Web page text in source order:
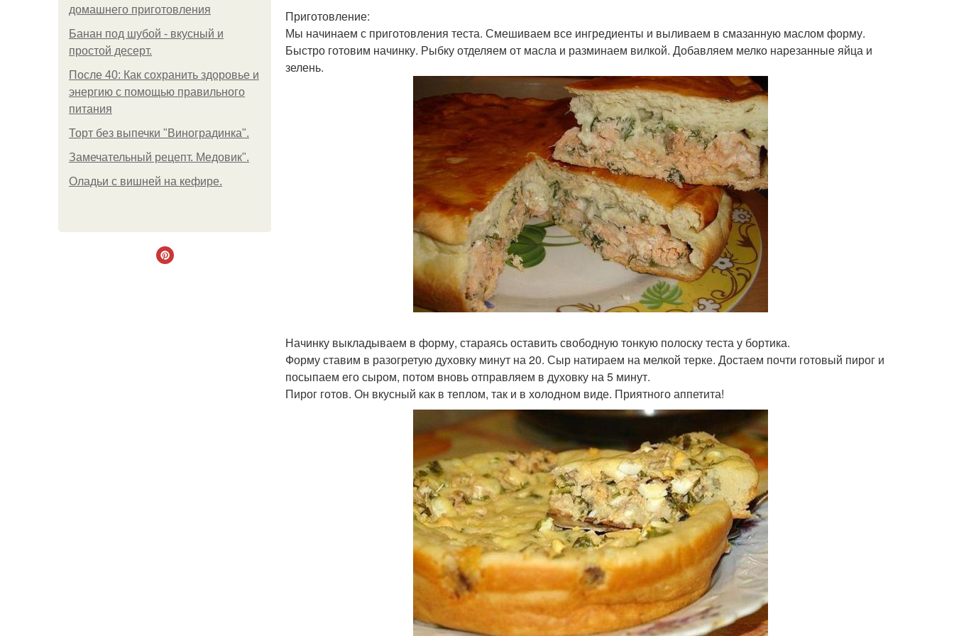
домашнего приготовления
Банан под шубой - вкусный и
простой десерт.
После 40: Как сохранить здоровье и
энергию с помощью правильного
питания
Торт без выпечки "Виноградинка".
Замечательный рецепт. Медовик".
Оладьи с вишней на кефире.
Приготовление:
Мы начинаем с приготовления теста. Смешиваем все ингредиенты и выливаем в смазанную маслом форму.
Быстро готовим начинку. Рыбку отделяем от масла и разминаем вилкой. Добавляем мелко нарезанные яйца и
зелень.
Начинку выкладываем в форму, стараясь оставить свободную тонкую полоску теста у бортика.
Форму ставим в разогретую духовку минут на 20. Сыр натираем на мелкой терке. Достаем почти готовый пирог и
посыпаем его сыром, потом вновь отправляем в духовку на 5 минут.
Пирог готов. Он вкусный как в теплом, так и в холодном виде. Приятного аппетита!